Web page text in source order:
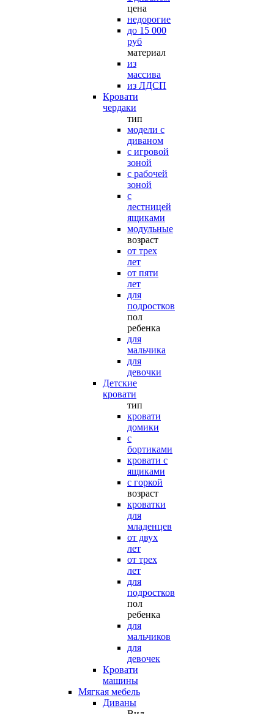
цена
недорогие
до 15 000
руб
материал
из
массива
из ЛДСП
Кровати
чердаки
тип
модели с
диваном
с игровой
зоной
с рабочей
зоной
с
лестницей
ящиками
модульные
возраст
от трех
лет
от пяти
лет
для
подростков
пол
ребенка
для
мальчика
для
девочки
Детские
кровати
тип
кровати
домики
с
бортиками
кровати с
ящиками
с горкой
возраст
кроватки
для
младенцев
от двух
лет
от трех
лет
для
подростков
пол
ребенка
для
мальчиков
для
девочек
Кровати
машины
Мягкая мебель
Диваны